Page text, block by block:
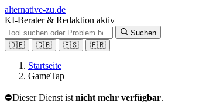
alternative-zu.de
KI-Berater & Redaktion aktiv
Suchen
🇩🇪
🇬🇧 🇪🇸 🇫🇷
Startseite
GameTap
⛔Dieser Dienst ist nicht mehr verfügbar.